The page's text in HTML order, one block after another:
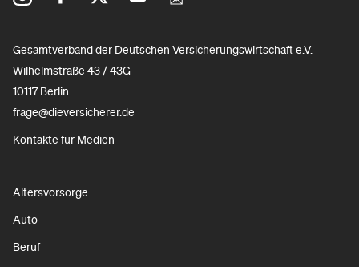
Gesamtverband der Deutschen Versicherungswirtschaft e.V.
Wilhelmstraße 43 / 43G
10117 Berlin
frage@dieversicherer.de
Kontakte für Medien
Altersvorsorge
Auto
Beruf